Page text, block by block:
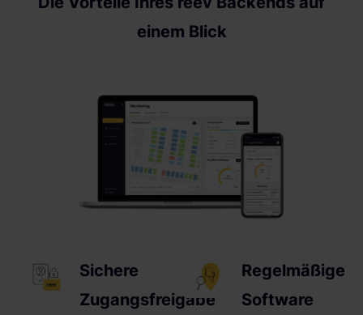
einem Blick
Sichere
Zugangsfreigabe
Regelmäßige
Software